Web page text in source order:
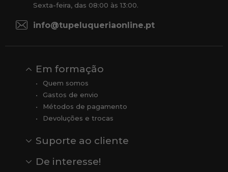
Sexta-feira, das 08:00 às 13:00.
info@tupeluqueriaonline.pt
Em formação
Quem somos
Gastos de envio
Métodos de pagamento
Devoluções e trocas
Suporte ao cliente
Comentários
Comentários do Google
De interesse!